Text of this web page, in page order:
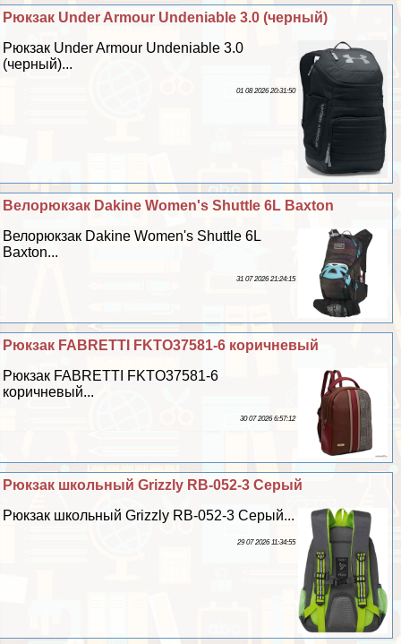
Рюкзак Under Armour Undeniable 3.0 (черный)
Рюкзак Under Armour Undeniable 3.0
(черный)...
01 08 2026 20:31:50
Велорюкзак Dakine Women's Shuttle 6L Baxton
Велорюкзак Dakine Women's Shuttle 6L
Baxton...
31 07 2026 21:24:15
Рюкзак FABRETTI FKTO37581-6 коричневый
Рюкзак FABRETTI FKTO37581-6
коричневый...
30 07 2026 6:57:12
Рюкзак школьный Grizzly RB-052-3 Серый
Рюкзак школьный Grizzly RB-052-3 Серый...
29 07 2026 11:34:55